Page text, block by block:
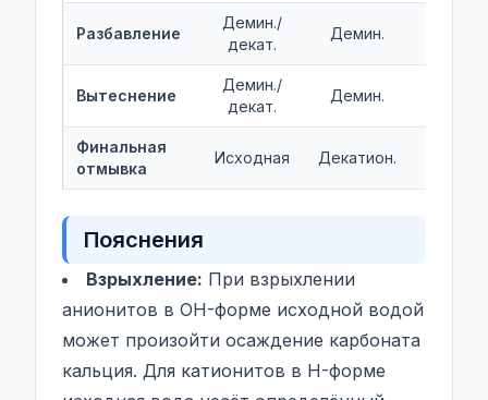
Разбавление
Демин./
декат.
Демин.
Вытеснение
Демин./
декат.
Демин.
Финальная
отмывка
Исходная Декатион.
Пояснения
Взрыхление: При взрыхлении
анионитов в OH-форме исходной водой
может произойти осаждение карбоната
кальция. Для катионитов в H-форме